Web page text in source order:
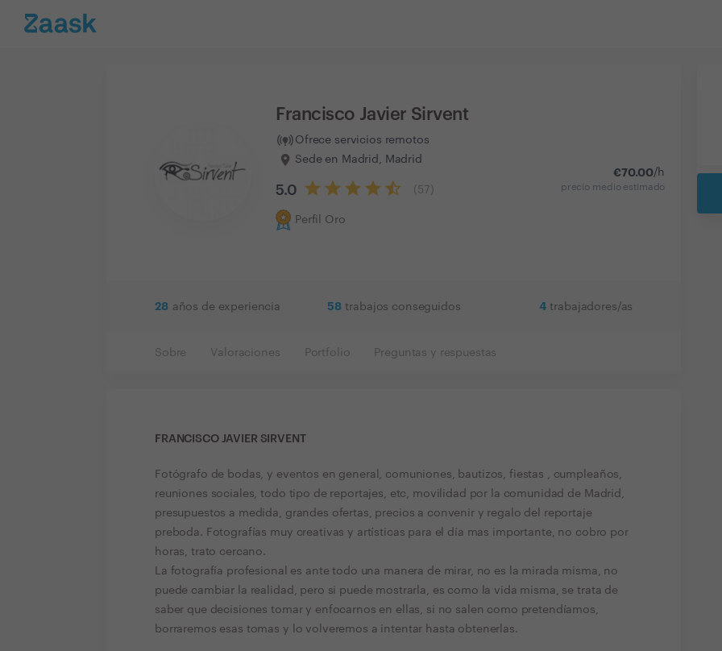
Francisco Javier Sirvent
Ofrece servicios remotos
Sede en Madrid, Madrid
5.0 ( 57
Perfil Oro
€70.00/h
precio medio estimado
28 años de experiencia 58 trabajos conseguidos 4 trabajadores/as
Sobre Valoraciones Portfolio Preguntas y respuestas
FRANCISCO JAVIER SIRVENT
Fotógrafo de bodas, y eventos en general, comuniones, bautizos, fiestas , cumpleaños,
reuniones sociales, todo tipo de reportajes, etc, movilidad por la comunidad de Madrid,
presupuestos a medida, grandes ofertas, precios a convenir y regalo del reportaje
preboda. Fotografías muy creativas y artísticas para el día mas importante, no cobro por
horas, trato cercano.
La fotografía profesional es ante todo una manera de mirar, no es la mirada misma, no
puede cambiar la realidad, pero si puede mostrarla, es como la vida misma, se trata de
saber que decisiones tomar y enfocarnos en ellas, si no salen como pretendíamos,
borraremos esas tomas y lo volveremos a intentar hasta obtenerlas.